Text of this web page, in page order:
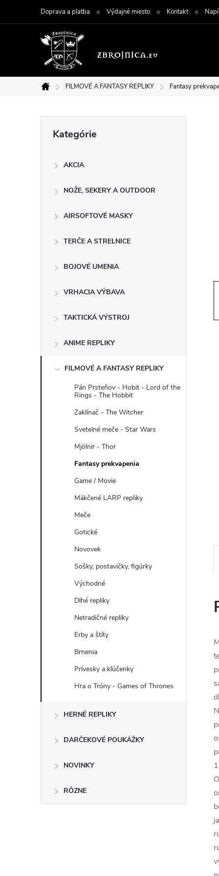
Doprava a platba Výdajné miesto Kontakt
Domov
FILMOVÉ A FANTASY REPLIKY Fantasy
kategórie
Kategórie
AKCIA
NOŽE, SEKERY A OUTDOOR
AIRSOFTOVÉ MASKY
TERČE A STRELNICE
BOJOVÉ UMENIA
VRHACIA VÝBAVA
TAKTICKÁ VÝSTROJ
ANIME REPLIKY
FILMOVÉ A FANTASY REPLIKY
Pán Prsteňov - Hobit - Lord of the
Rings - The Hobbit
Zaklínač - The Witcher
Svetelné meče - Star Wars
Mjölnir - Thor
Fantasy prekvapenia
Game / Movie
Mäkčené LARP repliky
Meče
Gotické
Novovek
Sošky, postavičky, figúrky
Východné
Dlhé repliky
Netradičné repliky
Erby a štíty
Brnenia
Prívesky a kľúčenky
Hra o Tróny - Games of Thrones
HERNÉ REPLIKY
DARČEKOVÉ POUKÁŽKY
NOVINKY
RÔZNE